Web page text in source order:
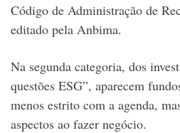
Código de Administração de
editado pela Anbima.
Na segunda categoria, dos
questões ESG”, aparecem
menos estrito com a agenda,
aspectos ao fazer negócio.